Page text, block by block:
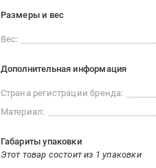
Размеры и вес
Вес:
Дополнительная информация
Страна регистрации бренда:
Материал:
Габариты упаковки
Этот товар состоит из 1 упаковки